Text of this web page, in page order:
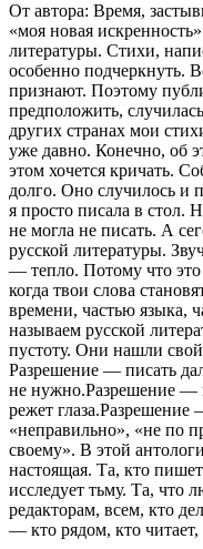
От автора: Время,
«моя новая
литературы. Стихи,
особенно подчеркнуть.
признают. Поэтому
предположить,
других странах мои
уже давно. Конечно, об
этом хочется кричать.
долго. Оно случилось и
я просто писала в стол.
не могла не писать. А
русской литературы.
— тепло. Потому что
когда твои слова
времени, частью языка,
называем русской
пустоту. Они нашли
Разрешение — писать
не нужно.Разрешение —
режет
«неправильно», «не по
своему». В этой
настоящая. Та, кто
исследует тьму. Та, что
редакторам, всем, кто
— кто рядом, кто читает,